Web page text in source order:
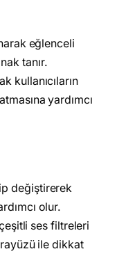
eğlenceli
tanır.
kullanıcıların
yardımcı
değiştirerek
olur.
ses filtreleri
ile dikkat